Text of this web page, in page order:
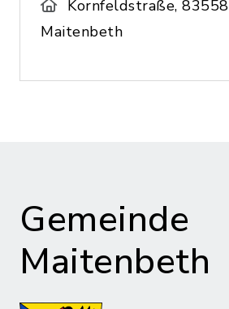
Kornfeldstraße, 83558
Maitenbeth
Gemeinde
Maitenbeth